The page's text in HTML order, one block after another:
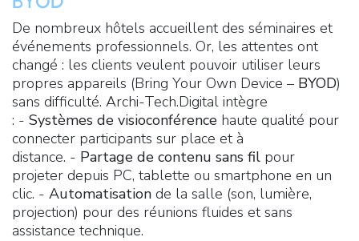
De nombreux hôtels accueillent des séminaires et
événements professionnels. Or, les attentes ont
changé : les clients veulent pouvoir utiliser leurs
propres appareils (Bring Your Own Device – BYOD)
sans difficulté. Archi-Tech.Digital intègre
: - Systèmes de visioconférence haute qualité pour
connecter participants sur place et à
distance. - Partage de contenu sans fil pour
projeter depuis PC, tablette ou smartphone en un
clic. - Automatisation de la salle (son, lumière,
projection) pour des réunions fluides et sans
assistance technique.